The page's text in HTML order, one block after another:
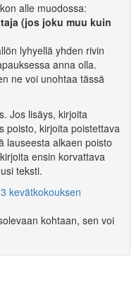
alle muodossa:
(jos joku muu kuin
lyhyellä yhden rivin
anna olla.
ne voi unohtaa tässä
Jos lisäys, kirjoita
poisto, kirjoita poistettava
lauseesta alkaen poisto
ensin korvattava
teksti.
kevätkokouksen
kohtaan, sen voi